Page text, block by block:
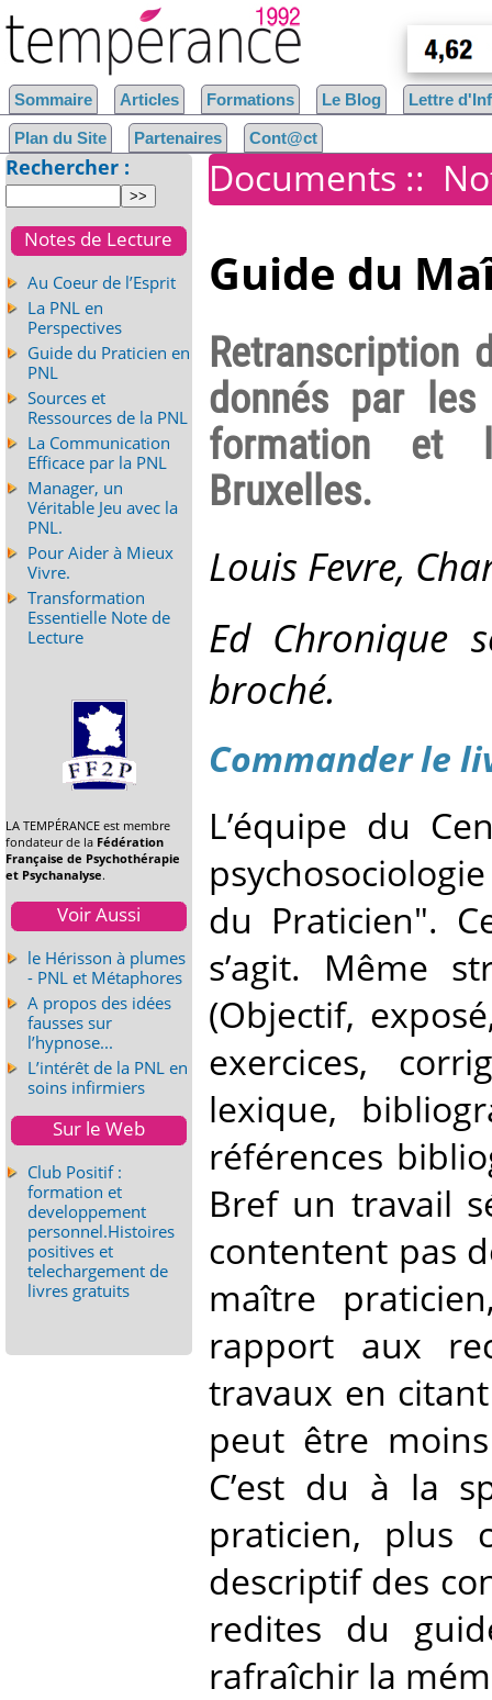
Documents ::
Guide du
Retranscription
donnés par
formation et
Bruxelles.
Louis Fevre,
Ed Chronique
broché.
Commander le
L’équipe du
du Praticien".
s’agit. Même
(Objectif,
exercices,
lexique,
références
Bref un travail
contentent pas
maître
rapport aux
travaux en
peut être
C’est du à la
praticien, plus
descriptif des
redites du
rafraîchir la
Sommaire Articles Formations Le Blog Lettre
Plan du Site Partenaires Cont@ct
Rechercher :
Notes de Lecture
Au Coeur de l’Esprit
La PNL en
Perspectives
Guide du Praticien en
PNL
Sources et
Ressources de la PNL
La Communication
Efficace par la PNL
Manager, un
Véritable Jeu avec la
PNL.
Pour Aider à Mieux
Vivre.
Transformation
Essentielle Note de
Lecture
LA TEMPÉRANCE est membre
fondateur de la Fédération
Française de Psychothérapie
et Psychanalyse.
Voir Aussi
le Hérisson à plumes
- PNL et Métaphores
A propos des idées
fausses sur
l’hypnose...
L’intérêt de la PNL en
soins infirmiers
Sur le Web
Club Positif :
formation et
developpement
personnel.Histoires
positives et
telechargement de
livres gratuits